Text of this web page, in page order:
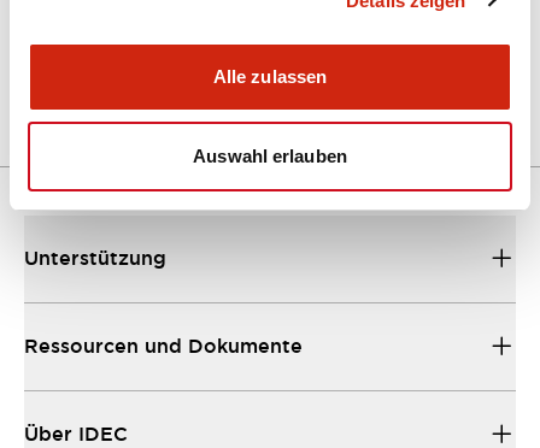
Alle zulassen
Auswahl erlauben
04/09/2025.PDF1.23MB
Unterstützung
Ressourcen und Dokumente
Über IDEC